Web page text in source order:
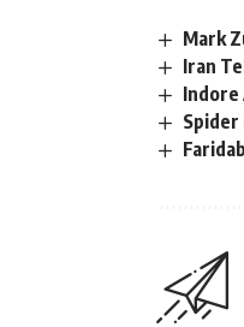
Mark
Iran
Indore
Spider